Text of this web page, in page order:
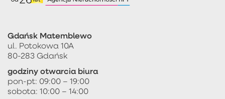
Gdańsk Matemblewo
ul. Potokowa 10A
80-283 Gdańsk
godziny otwarcia biura
pon-pt: 09:00 – 19:00
sobota: 10:00 – 14:00